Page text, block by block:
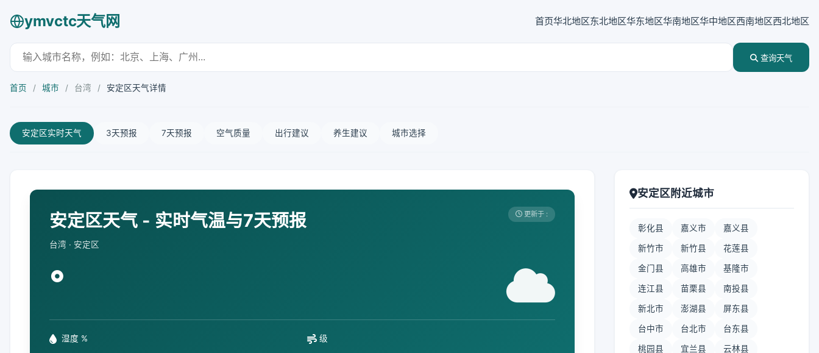
ymvctc天气网 首页华北地区东北地区华东地区华南地区华中地区西南地区西北地区
查询天气
首页 / 城市 / 台湾 / 安定区天气详情
安定区实时天气 3天预报 7天预报 空气质量 出行建议 养生建议 城市选择
安定区天气 - 实时气温与7天预报
台湾 · 安定区
更新于 :
°
湿度 % 级
安定区附近城市
彰化县 嘉义市 嘉义县
新竹市 新竹县 花莲县
金门县 高雄市 基隆市
连江县 苗栗县 南投县
新北市 澎湖县 屏东县
台中市 台北市 台东县
桃园县 宜兰县 云林县